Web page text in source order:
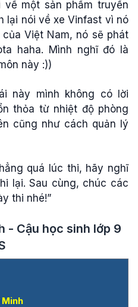
về một sản phẩm truyền
lại nói về xe Vinfast vì nó
Việt Nam, nó sẽ phát
haha. Mình nghĩ đó là
này :))
này mình không có lời
thỏa từ nhiệt độ phòng
cũng như cách quản lý
quá lúc thi, hãy nghĩ
lại. Sau cùng, chúc các
thi nhé!”
- Cậu học sinh lớp 9
Minh